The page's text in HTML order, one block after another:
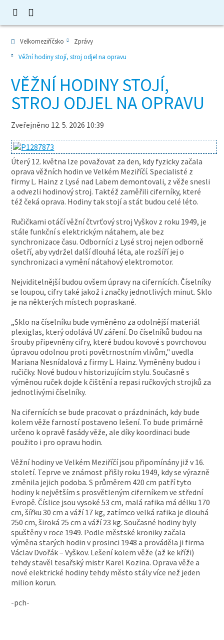
Velkomeziříčsko
Zprávy
Věžní hodiny stojí, stroj odjel na opravu
VĚŽNÍ HODINY STOJÍ,
STROJ ODJEL NA OPRAVU
Zveřejněno 12. 5. 2026 10:39
Úterý 12. května lze považovat za den, kdy fyzicky začala
oprava věžních hodin ve Velkém Meziříčí. Specialisté z
firmy L. Hainz z Lysé nad Labem demontovali, z věže snesli
a odvezli hodinový stroj. Taktéž zaměřili ciferníky, které
též čeká oprava. Hodiny tak stojí a stát budou celé léto.
Ručičkami otáčí věžní čtvrťový stroj Vyškov z roku 1949, je
stále funkční s elektrickým nátahem, ale bez
synchronizace času. Odborníci z Lysé stroj nejen odborně
ošetří, aby vydržel další dlouhá léta, ale rozšíří jej o
synchronizaci a vymění nátahový elektromotor.
Nejviditelnější budou ovšem úpravy na cifernících. Číselníky
se loupou, cifry také jakož i značky jednotlivých minut. Sklo
je na některých místech popraskané.
„Sklo na číselníku bude vyměněno za odolnější materiál
plexiglas, který odolává UV záření. Do číselníků budou na
šrouby připevněny cifry, které budou kovové s povrchovou
úpravou odolnou proti povětrnostním vlivům," uvedla
Mariana Nesnídalová z firmy L. Hainz. Vyměněny budou i
ručičky. Nové budou v historizujícím stylu. Současně s
výměnou ruček dojde k čištění a repasi ručkových strojků za
jednotlivými číselníky.
Na cifernících se bude pracovat o prázdninách, kdy bude
kolem věže farností postaveno lešení. To bude primárně
určeno k opravě fasády věže, ale díky koordinaci bude
použito i pro opravu hodin.
Věžní hodiny ve Velkém Meziříčí jsou připomínány již v 16.
století. Teprve ve známost přišly roku 1949, kdy se výrazně
změnila jejich podoba. S průměrem 420 cm patří tyto
hodiny k největším s prosvětleným ciferníkem ve střední
Evropě. Číslice jsou vysoké 53 cm, malá rafika má délku 170
cm, šířku 30 cm a váží 17 kg, zatímco velká rafika je dlouhá
250 cm, široká 25 cm a váží 23 kg. Současné hodiny byly
spuštěny v roce 1949. Podle městské kroniky začala
výměna starých hodin v prosinci 1948 a prováděla ji firma
Václav Dvořák – Vyškov. Lešení kolem věže (až ke kříži)
tehdy stavěl tesařský mistr Karel Kozina. Oprava věže a
nové elektrické hodiny tehdy město stály více než jeden
milion korun.
-pch-